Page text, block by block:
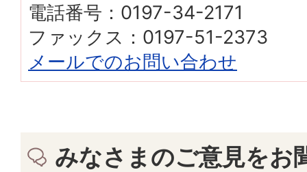
電話番号：0197-34-2171
ファックス：0197-51-2373
メールでのお問い合わせ
みなさまのご意見をお